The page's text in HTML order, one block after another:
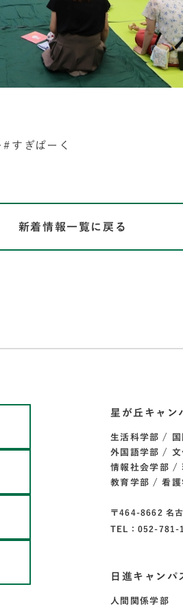
すぎぱーく
新着情報一覧に戻る
星が丘キャン
生活科学部
外国語学部
情報社会学部
教育学部
看
〒464-8662 名
TEL：052-781-
日進キャンパ
人間関係学部